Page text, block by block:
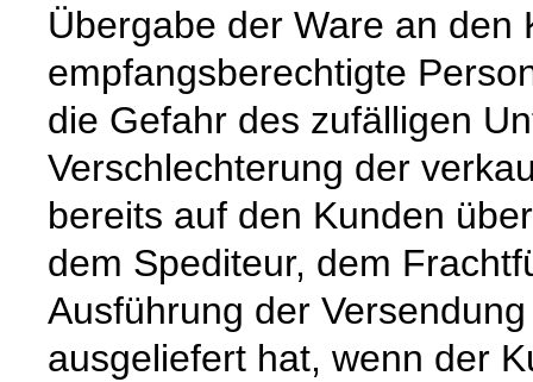
Übergabe der Ware an den
empfangsberechtigte
die Gefahr des zufälligen
Verschlechterung der
bereits auf den Kunden
dem Spediteur, dem
Ausführung der
ausgeliefert hat, wenn der